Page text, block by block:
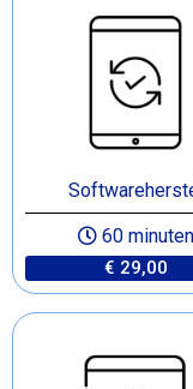
60 minuten
€ 29,00